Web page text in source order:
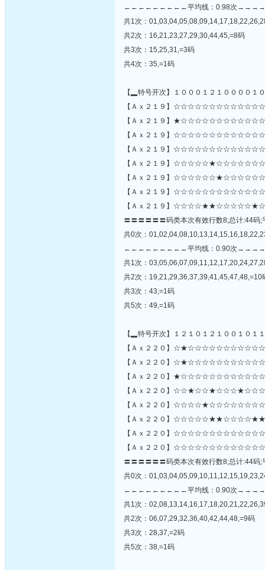
←←←←←←←←←平均线：0.98次
共1次：
共2次：16,21,23,27,29,30,44,45,=8码
共3次：15,25,31,=3码
共4次：35,=1码
【▂特号开次】１０００１２１００００１
【Ａｘ２１９】
【Ａｘ２１９】
【Ａｘ２１９】
【Ａｘ２１９】
【Ａｘ２１９】
【Ａｘ２１９】
【Ａｘ２１９】
【Ａｘ２１９】
〓〓〓〓〓〓码类本次有效行数8;总计:44码
共0次：
←←←←←←←←←平均线：0.90次
共1次：
共2次：19,21,29,36,37,39,41,45,47,48,=10
共3次：43,=1码
共5次：49,=1码
【▂特号开次】１２１０１２１００１０１
【Ａｘ２２０】
【Ａｘ２２０】
【Ａｘ２２０】
【Ａｘ２２０】
【Ａｘ２２０】
【Ａｘ２２０】
【Ａｘ２２０】
【Ａｘ２２０】
〓〓〓〓〓〓码类本次有效行数8;总计:44码
共0次：
←←←←←←←←←平均线：0.90次
共1次：
共2次：06,07,29,32,36,40,42,44,48,=9码
共3次：28,37,=2码
共5次：38,=1码